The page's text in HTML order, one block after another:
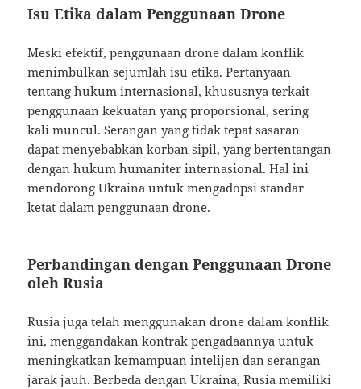
Isu Etika dalam Penggunaan Drone
Meski efektif, penggunaan drone dalam konflik
menimbulkan sejumlah isu etika. Pertanyaan
tentang hukum internasional, khususnya terkait
penggunaan kekuatan yang proporsional, sering
kali muncul. Serangan yang tidak tepat sasaran
dapat menyebabkan korban sipil, yang bertentangan
dengan hukum humaniter internasional. Hal ini
mendorong Ukraina untuk mengadopsi standar
ketat dalam penggunaan drone.
Perbandingan dengan Penggunaan Drone
oleh Rusia
Rusia juga telah menggunakan drone dalam konflik
ini, menggandakan kontrak pengadaannya untuk
meningkatkan kemampuan intelijen dan serangan
jarak jauh. Berbeda dengan Ukraina, Rusia memiliki